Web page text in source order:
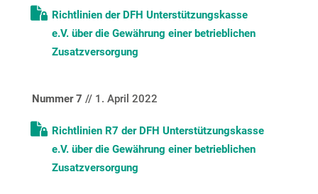
Richtlinien der DFH Unterstützungskasse
e.V. über die Gewährung einer betrieblichen
Zusatzversorgung
Nummer 7 // 1. April 2022
Richtlinien R7 der DFH Unterstützungskasse
e.V. über die Gewährung einer betrieblichen
Zusatzversorgung